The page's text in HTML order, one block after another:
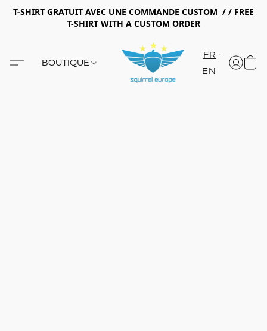
T-SHIRT GRATUIT AVEC UNE COMMANDE CUSTOM / / FREE
T-SHIRT WITH A CUSTOM ORDER
BOUTIQUE
FR
EN